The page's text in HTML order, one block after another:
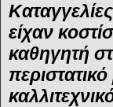
είχαν
καθηγητή